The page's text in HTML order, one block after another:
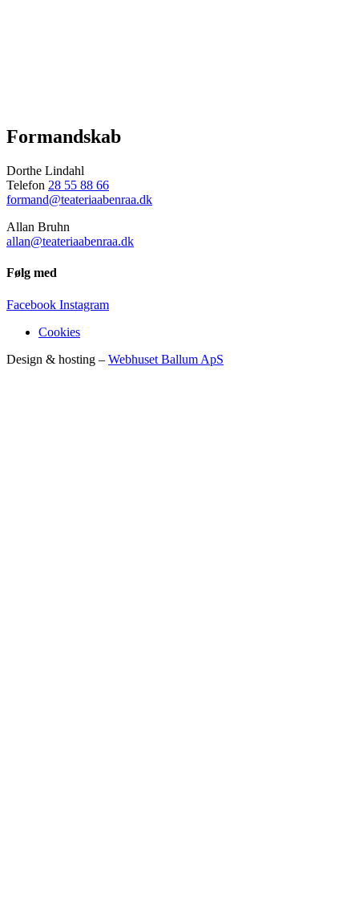
Formandskab
Dorthe Lindahl
Telefon 28 55 88 66
formand@teateriaabenraa.dk
Allan Bruhn
allan@teateriaabenraa.dk
Følg med
Facebook Instagram
Cookies
Design & hosting – Webhuset Ballum ApS